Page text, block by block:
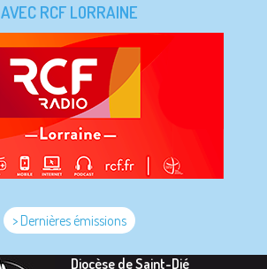
AVEC RCF LORRAINE
> Dernières émissions
Diocèse de Saint-Dié